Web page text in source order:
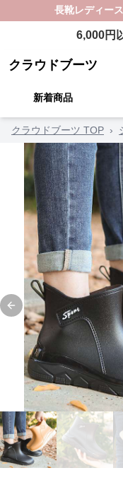
長靴レディース
6,000円
クラウドブーツ
新着商品
クラウドブーツ TOP ›
Previous slide